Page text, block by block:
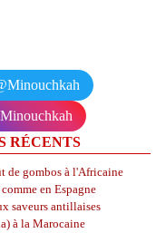
RÉCENTS
de gombos à l'Africaine
en Espagne
saveurs antillaises
à la Marocaine